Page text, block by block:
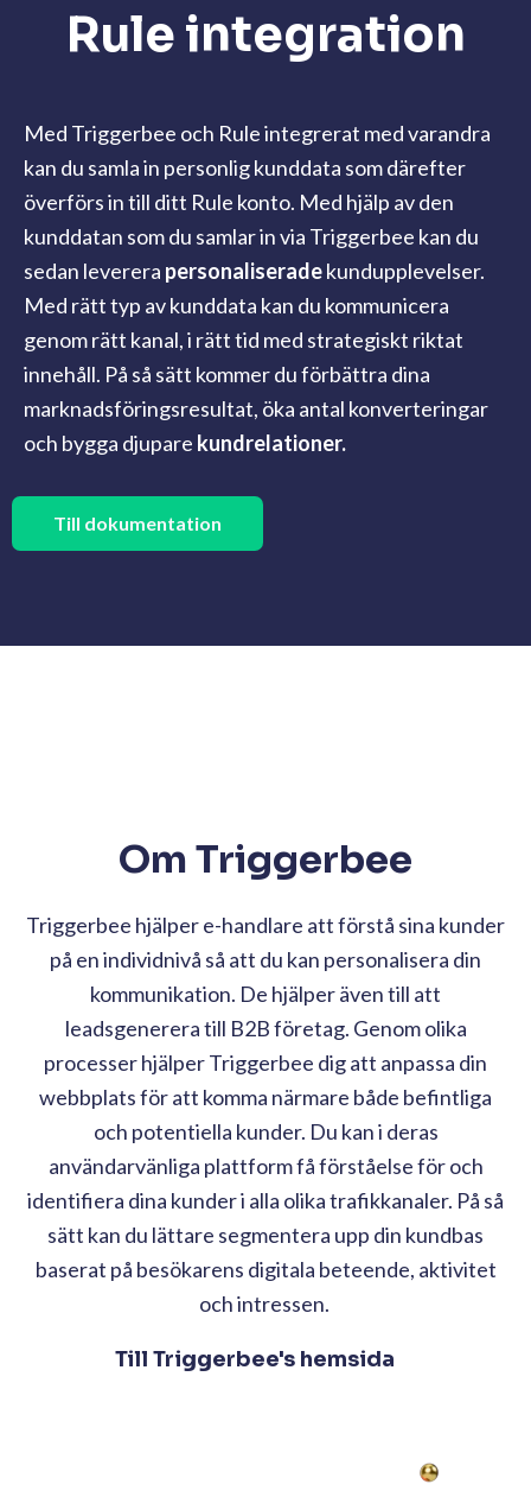
Rule integration
Med Triggerbee och Rule integrerat med varandra
kan du samla in personlig kunddata som därefter
överförs in till ditt Rule konto. Med hjälp av den
kunddatan som du samlar in via Triggerbee kan du
sedan leverera personaliseradekundupplevelser.
Med rätt typ av kunddata kan du kommunicera
genom rätt kanal, i rätt tid med strategiskt riktat
innehåll. På så sätt kommer du förbättra dina
marknadsföringsresultat, öka antal konverteringar
och bygga djupare kundrelationer.
Till dokumentation
Om Triggerbee
Triggerbee hjälper e-handlare att förstå sina kunder
på en individnivå så att du kan personalisera din
kommunikation. De hjälper även till att
leadsgenerera till B2B företag. Genom olika
processer hjälper Triggerbee dig att anpassa din
webbplats för att komma närmare både befintliga
och potentiella kunder. Du kan i deras
användarvänliga plattform få förståelse för och
identifiera dina kunder i alla olika trafikkanaler. På så
sätt kan du lättare segmentera upp din kundbas
baserat på besökarens digitala beteende, aktivitet
och intressen.
Till Triggerbee's hemsida